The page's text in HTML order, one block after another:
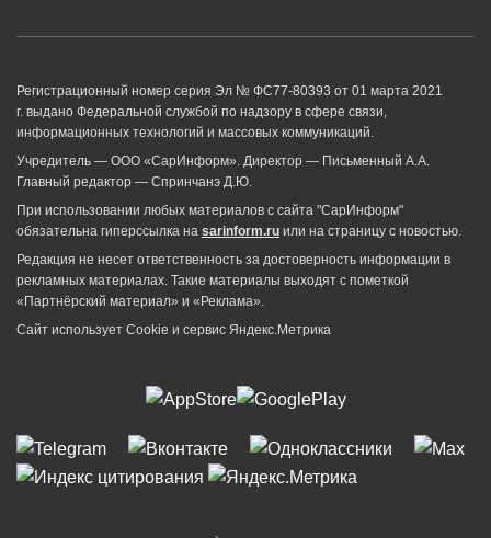
Регистрационный номер серия Эл № ФС77-80393 от 01 марта 2021
г. выдано Федеральной службой по надзору в сфере связи,
информационных технологий и массовых коммуникаций.
Учредитель — ООО «СарИнформ». Директор — Письменный А.А.
Главный редактор — Спринчанэ Д.Ю.
При использовании любых материалов с сайта "СарИнформ"
обязательна гиперссылка на sarinform.ru или на страницу с новостью.
Редакция не несет ответственность за достоверность информации в
рекламных материалах. Такие материалы выходят с пометкой
«Партнёрский материал» и «Реклама».
Сайт использует Cookie и сервиc Яндекс.Метрика